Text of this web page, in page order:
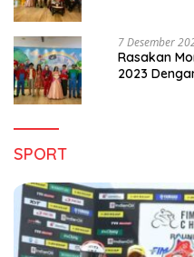
7 Desember
Rasakan
2023
SPORT